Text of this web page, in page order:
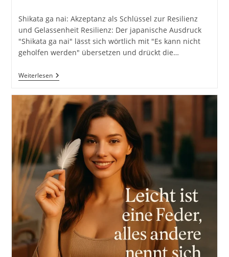
Shikata ga nai: Akzeptanz als Schlüssel zur Resilienz
und Gelassenheit Resilienz: Der japanische Ausdruck
"Shikata ga nai" lässt sich wörtlich mit "Es kann nicht
geholfen werden" übersetzen und drückt die…
WeiterlesenShikata
Ga
Akzeptanz
Als
Schlüssel
Zur
Resilienz
Und
Gelassenheit
Inkl.
37
Tipps
Und
Tricks.
Japanische
Weisheiten
Und
Techniken.
Konzepte
Für
Erfolg.